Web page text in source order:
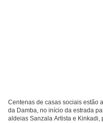
Centenas de casas sociais estão
da Damba, no início da estrada
aldeias Sanzala Artista e